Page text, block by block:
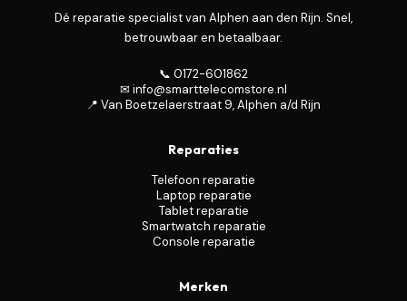
Dé reparatie specialist van Alphen aan den Rijn. Snel,
betrouwbaar en betaalbaar.
📞 0172-601862
✉ info@smarttelecomstore.nl
📍 Van Boetzelaerstraat 9, Alphen a/d Rijn
Reparaties
Telefoon reparatie
Laptop reparatie
Tablet reparatie
Smartwatch reparatie
Console reparatie
Merken